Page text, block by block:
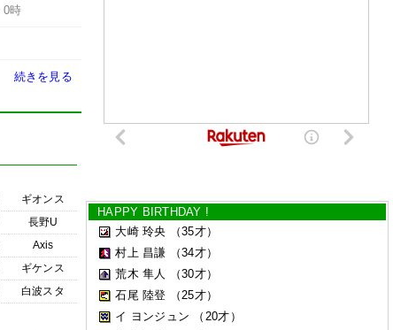
0時
続きを見る
ギオンス
長野U
Axis
ギケンス
白波スタ
HAPPY BIRTHDAY !
大崎 玲央
（35才）
村上 昌謙
（34才）
荒木 隼人
（30才）
石尾 陸登
（25才）
イ ヨンジュン
（20才）